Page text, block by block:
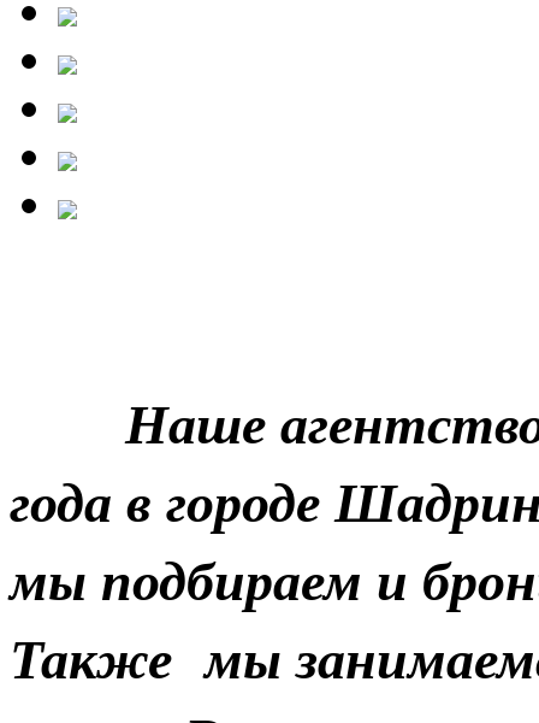
Наше агентство
года в городе
мы подбираем и
Также мы